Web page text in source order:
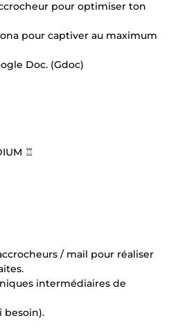
pour optimiser ton
pour captiver au maximum
Doc. (Gdoc)
♖
/ mail pour réaliser
intermédiaires de
besoin).